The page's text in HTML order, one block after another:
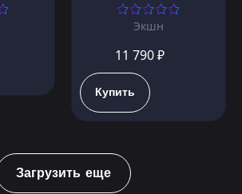
Экшн
11 790 ₽
Купить
Загрузить еще